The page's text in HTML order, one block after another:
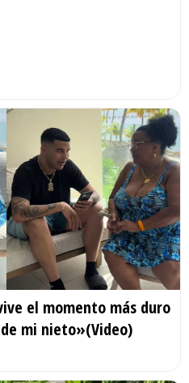
el momento más duro
mi nieto»(Video)